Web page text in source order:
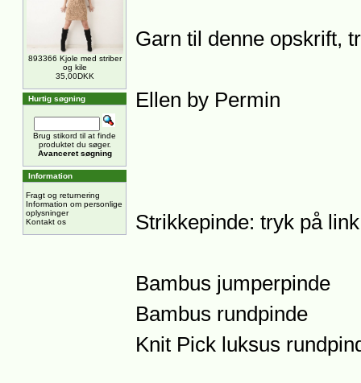
893366 Kjole med striber
og kile
35,00DKK
Hurtig søgning
Brug stikord til at finde
produktet du søger.
Avanceret søgning
Information
Fragt og returnering
Information om personlige
oplysninger
Kontakt os
Garn til denne opskrift,
Ellen by Permin
Strikkepinde: tryk på
Bambus jumperpinde
Bambus rundpinde
Knit Pick luksus